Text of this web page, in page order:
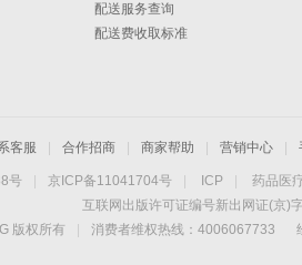
配送服务查询
配送费收取标准
客服 合作招商 商家帮助 营销中心
号 京ICP备11041704号 ICP 药品医
互联网出版许可证编号新出网证(京)
版权所有 消费者维权热线：4006067733